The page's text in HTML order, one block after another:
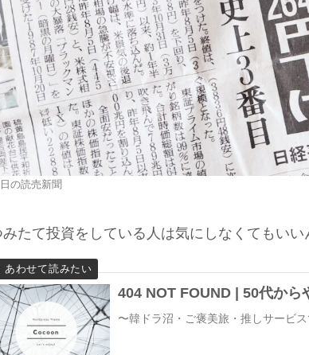
の読売新聞
たて投資をしている人は気にしなくてもいい
404 NOT FOUND | 50代から
〜韓ドラ沼・ご褒美旅・推しサービ